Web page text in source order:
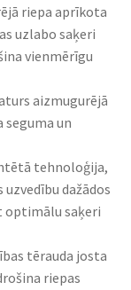
riepa aprīkota
uzlabo saķeri
vienmērīgu
aizmugurējā
seguma un
tehnoloģija,
dažādos
optimālu saķeri
tērauda josta
riepas